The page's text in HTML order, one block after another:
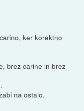
ker korektno
brez carine in brez
na ostalo.